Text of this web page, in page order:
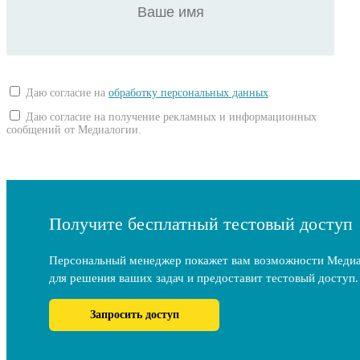
Даю согласие на обработку персональных данных.
Даю согласие на получение рекламных и информационных
сообщений от Медиалогии.
Получите бесплатный тестовый доступ
Персональный менеджер покажет вам возможности
для решения ваших задач и предоставит тестовый доступ.
Запросить доступ